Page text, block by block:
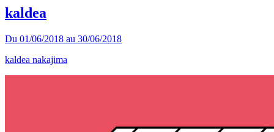
kaldea
Du 01/06/2018 au 30/06/2018
kaldea nakajima